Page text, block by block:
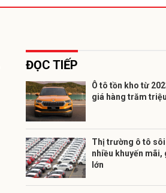
ĐỌC TIẾP
Ô tô tồn kho từ
giá hàng trăm
Thị trường ô tô
nhiều khuyến mãi,
lớn
Gửi